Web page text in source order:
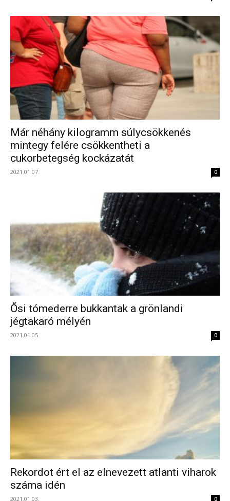
Már néhány kilogramm súlycsökkenés
mintegy felére csökkentheti a
cukorbetegség kockázatát
2021.01.07. 0
Ősi tómederre bukkantak a grönlandi
jégtakaró mélyén
2021.01.05. 0
Rekordot ért el az elnevezett atlanti viharok
száma idén
2021.01.03. 0